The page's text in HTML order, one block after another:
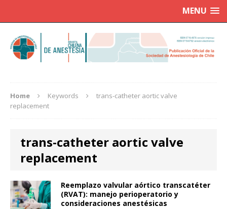
MENU
Home Keywords
trans-catheter aortic valve
replacement
trans-catheter aortic valve
replacement
Reemplazo valvular aórtico transcatéter
(RVAT): manejo perioperatorio y
consideraciones anestésicas